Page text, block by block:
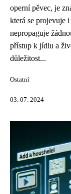
operní pěvec, je
která se projevuje
nepropaguje
přístup k jídlu a
důležitost...
Ostatní
03. 07. 2024